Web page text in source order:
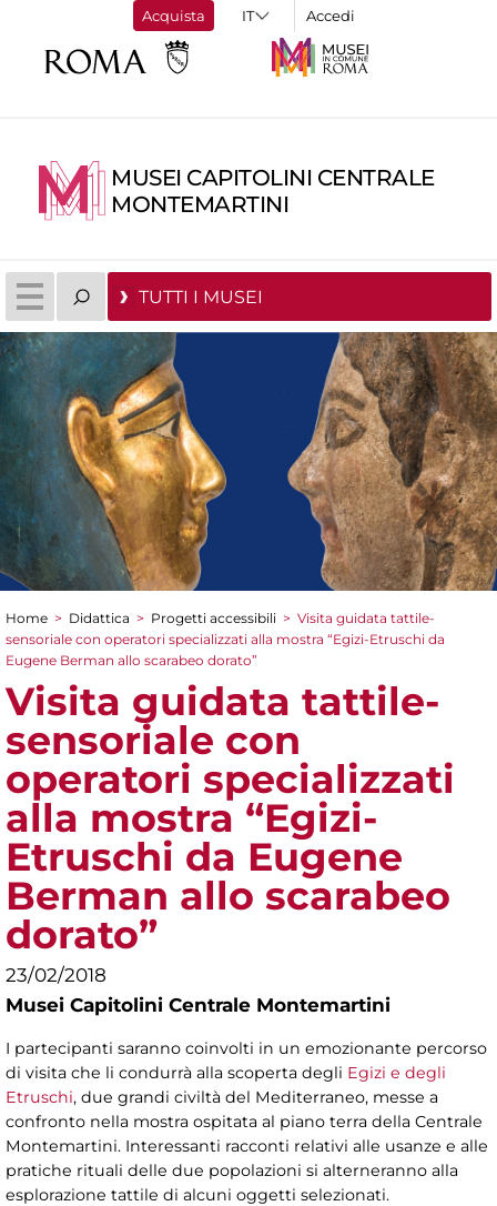
Acquista Accedi
MUSEI CAPITOLINI CENTRALE
MONTEMARTINI
TUTTI I MUSEI
Tu sei qui
Home > Didattica > Progetti accessibili > Visita guidata tattile-
sensoriale con operatori specializzati alla mostra “Egizi-Etruschi da
Eugene Berman allo scarabeo dorato”
Visita guidata tattile-
sensoriale con
operatori specializzati
alla mostra “Egizi-
Etruschi da Eugene
Berman allo scarabeo
dorato”
23/02/2018
Musei Capitolini Centrale Montemartini
I partecipanti saranno coinvolti in un emozionante percorso
di visita che li condurrà alla scoperta degli Egizi e degli
Etruschi, due grandi civiltà del Mediterraneo, messe a
confronto nella mostra ospitata al piano terra della Centrale
Montemartini. Interessanti racconti relativi alle usanze e alle
pratiche rituali delle due popolazioni si alterneranno alla
esplorazione tattile di alcuni oggetti selezionati.